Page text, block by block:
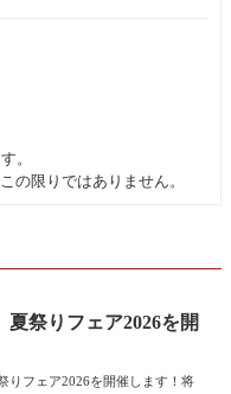
。
の限りではありません。
夏祭りフェア2026を開
りフェア2026を開催します！将